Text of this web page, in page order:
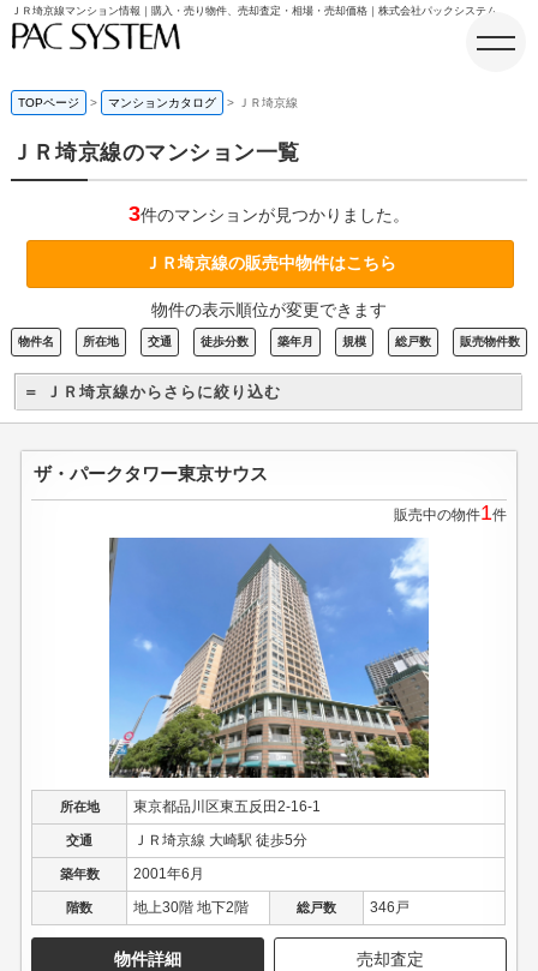
ＪＲ埼京線マンション情報｜購入・売り物件、売却査定・相場・売却価格｜株式会社パックシステム
TOPページ マンションカタログ ＪＲ埼京線
ＪＲ埼京線のマンション一覧
3件のマンションが見つかりました。
ＪＲ埼京線の販売中物件はこちら
物件の表示順位が変更できます
物件名 所在地 交通 徒歩分数 築年月 規模 総戸数 販売物件数
＝ ＪＲ埼京線からさらに絞り込む
ザ・パークタワー東京サウス
販売中の物件1件
所在地 東京都品川区東五反田2-16-1
交通 ＪＲ埼京線 大崎駅 徒歩5分
築年数 2001年6月
階数 地上30階 地下2階 総戸数 346戸
物件詳細 売却査定